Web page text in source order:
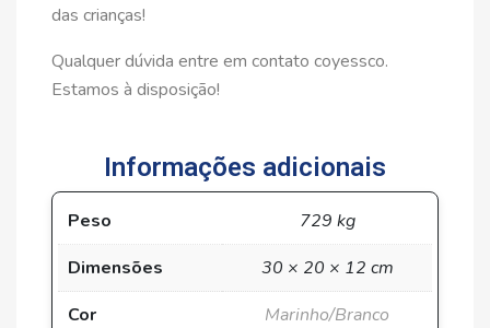
das crianças!
Qualquer dúvida entre em contato coyessco.
Estamos à disposição!
Informações adicionais
Peso
729 kg
Dimensões
30 × 20 × 12 cm
Cor
Marinho/Branco